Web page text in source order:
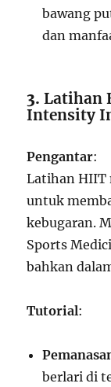
bawang
dan
3.Latihan
Intensity
Pengantar:
Latihan HIIT
untuk
kebugaran.
Sports
bahkan
Tutorial:
berlari di